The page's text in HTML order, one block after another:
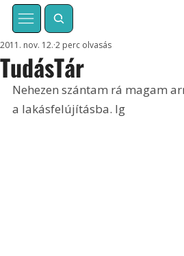
TudásTár
2011. nov. 12. 2 perc olvasás
Nehezen szántam rá magam
a lakásfelújításba. Ig